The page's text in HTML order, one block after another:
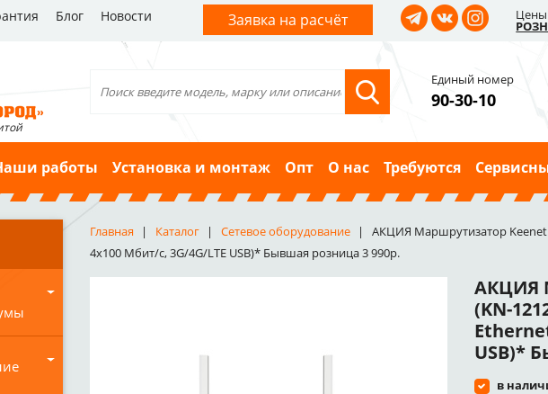
Блог Новости Заявка на расчёт
Единый номер
90-30-10
работы Установка и монтаж Опт О нас Требуются
Главная Каталог Сетевое оборудование
АКЦИЯ Маршрутизатор
4x100 Мбит/с, 3G/4G/LTE USB)* Бывшая розница 3 990р.
АКЦИЯ
(KN-
USB)*
в